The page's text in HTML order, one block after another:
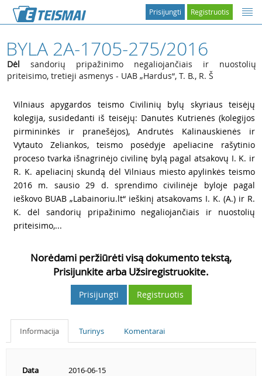
Registruotis
Prisijungti
BYLA 2A-1705-275/2016
Dėl sandorių pripažinimo negaliojančiais ir nuostolių
priteisimo, tretieji asmenys - UAB „Hardus“, T. B., R. Š
Vilniaus apygardos teismo Civilinių bylų skyriaus teisėjų
kolegija, susidedanti iš teisėjų: Danutės Kutrienės (kolegijos
pirmininkės ir pranešėjos), Andrutės Kalinauskienės ir
Vytauto Zeliankos, teismo posėdyje apeliacine rašytinio
proceso tvarka išnagrinėjo civilinę bylą pagal atsakovų I. K. ir
R. K. apeliacinį skundą dėl Vilniaus miesto apylinkės teismo
2016 m. sausio 29 d. sprendimo civilinėje byloje pagal
ieškovo BUAB „Labainoriu.lt“ ieškinį atsakovams I. K. (A.) ir R.
K. dėl sandorių pripažinimo negaliojančiais ir nuostolių
priteisimo,...
Norėdami peržiūrėti visą dokumento tekstą,
Prisijunkite arba Užsiregistruokite.
Prisijungti Registruotis
Informacija Turinys Komentarai
Data
2016-06-15